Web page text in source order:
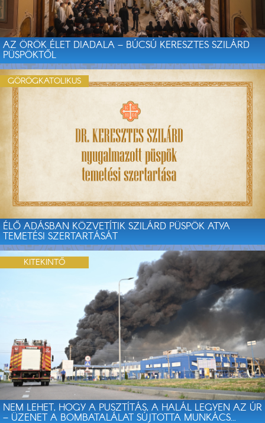
AZ ÖRÖK ÉLET DIADALA – BÚCSÚ KERESZTES SZILÁRD
PÜSPÖKTŐL
ÉLŐ ADÁSBAN KÖZVETÍTIK SZILÁRD PÜSPÖK ATYA
TEMETÉSI SZERTARTÁSÁT
GÖRÖGKATOLIKUS
NEM LEHET, HOGY A PUSZTÍTÁS, A HALÁL LEGYEN AZ ÚR
– ÜZENET A BOMBATALÁLAT SÚJTOTTA MUNKÁCS...
KITEKINTŐ